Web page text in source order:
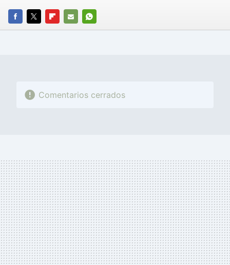
FACEBOOK
TWITTERFLIPBOARD
E-
WHATSAPP
Comentarios cerrados